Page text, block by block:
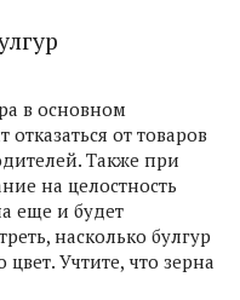
в основном
от товаров
Также при
на целостность
еще и будет
насколько булгур
Учтите, что зерна